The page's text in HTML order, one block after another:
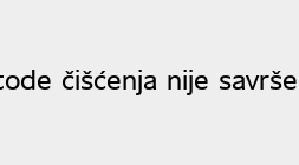
čišćenja nije